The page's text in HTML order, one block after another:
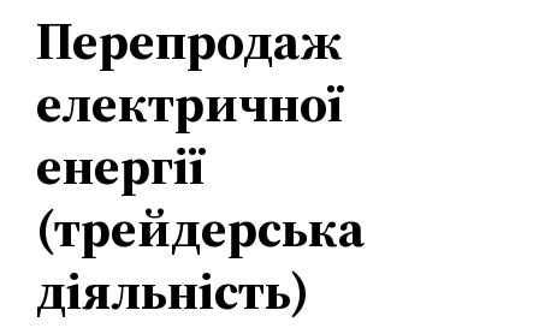
Перепродаж
електричної
енергії
(трейдерська
діяльність)